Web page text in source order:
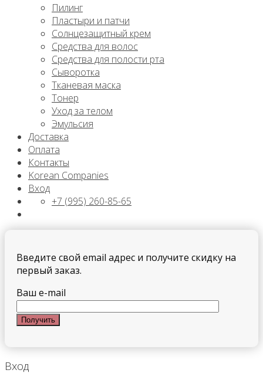
Пилинг
Пластыри и патчи
Солнцезащитный крем
Средства для волос
Средства для полости рта
Сыворотка
Тканевая маска
Тонер
Уход за телом
Эмульсия
Доставка
Оплата
Контакты
Korean Companies
Вход
+7 (995) 260-85-65
Введите свой email адрес и получите скидку на
первый заказ.
Ваш e-mail
Вход